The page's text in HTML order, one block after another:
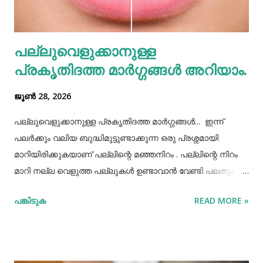
തെറ്റിദ്ധാരണ ഉണ്ടാക്കാൻ കാരണമായിത്തീരും. അതുപോലെ
വെള്ളം പോലെയുള്ള സാധനങ്ങൾ ഒരു പാത്രത്തിൽ
കൊണ്ടുവച്ചാൽ അത് അപ്പാടെ കുടിക്കാതെ മറ്റുള്ളവർക്ക്
കൂട...
പല്ലുവെളുക്കാനുള്ള
പ്രകൃതിദത്ത മാര്‍ഗ്ഗങ്ങള്‍ അറിയാം.
ജൂൺ 28, 2026
പല്ലുവെളുക്കാനുള്ള പ്രകൃതിദത്ത മാര്‍ഗ്ഗങ്ങള്‍... ഇന്ന്
പലർക്കും വലിയ ബുദ്ധിമുട്ടുണ്ടാക്കുന്ന ഒരു പ്രശ്നമായി
മാറിയിരിക്കുകയാണ് പല്ലിന്റെ മഞ്ഞനിറം . പല്ലിന്റെ നിറം
മാറി നല്ല വെളുത്ത പല്ലുകൾ ഉണ്ടാവാൻ വേണ്ടി പലതും
പല്ലിന്‍റെ മഞ്ഞനിറം മാറ്റാന്‍ പല മാര്‍ഗ്ഗങ്ങളും
പങ്കിടുക READ MORE »